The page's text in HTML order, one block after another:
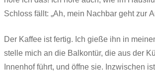
Schloss fällt: „Ah, mein Nachbar geht zur
Der Kaffee ist fertig. Ich gieße ihn in
stelle mich an die Balkontür, die aus der
Innenhof führt, und öffne sie. Inzwischen ist